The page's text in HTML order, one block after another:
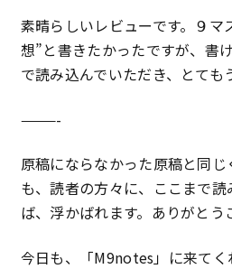
素晴らしいレビューです。９マ
想”と書きたかったですが、書
で読み込んでいただき、とても
———-
原稿にならなかった原稿と同
も、読者の方々に、ここまで
ば、浮かばれます。ありがとう
今日も、「M9notes」に来て